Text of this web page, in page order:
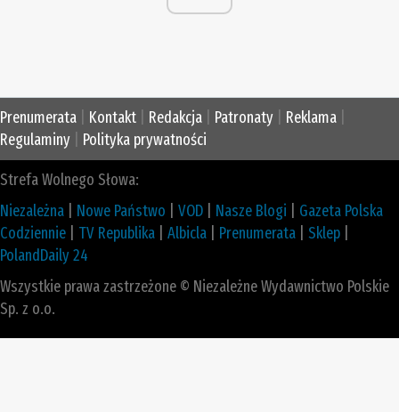
Prenumerata Kontakt Redakcja Patronaty Reklama
Regulaminy
Polityka prywatności
Strefa Wolnego Słowa:
Niezależna
Nowe Państwo VOD Nasze Blogi
Gazeta Polska
Codziennie
TV Republika Albicla Prenumerata Sklep
PolandDaily 24
Wszystkie prawa zastrzeżone © Niezależne Wydawnictwo Polskie
Sp. z o.o.